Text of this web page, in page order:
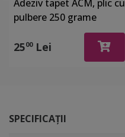
Adeziv tapet ACM, plic cu
pulbere 250 grame
2500Lei
SPECIFICAȚII